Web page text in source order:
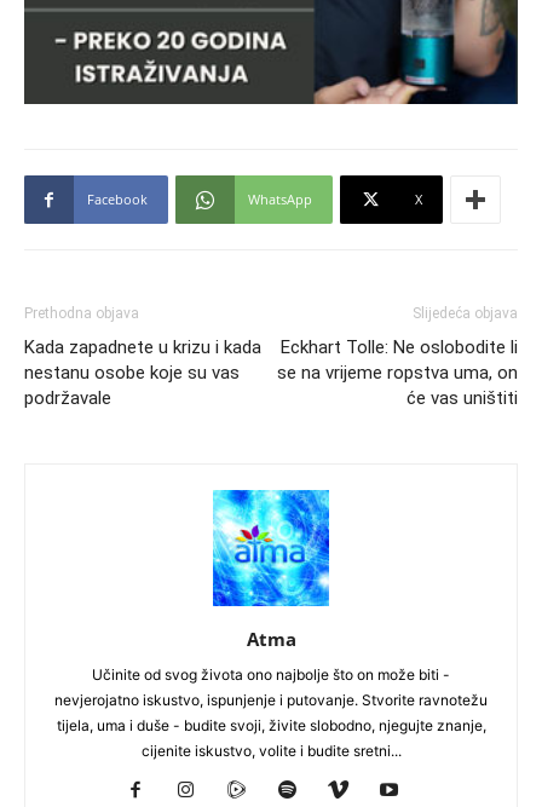
Facebook WhatsApp X
Prethodna objava
Kada zapadnete u krizu i kada
nestanu osobe koje su vas
podržavale
Slijedeća objava
Eckhart Tolle: Ne oslobodite li
se na vrijeme ropstva uma, on
će vas uništiti
Atma
Učinite od svog života ono najbolje što on može biti -
nevjerojatno iskustvo, ispunjenje i putovanje. Stvorite ravnotežu
tijela, uma i duše - budite svoji, živite slobodno, njegujte znanje,
cijenite iskustvo, volite i budite sretni...